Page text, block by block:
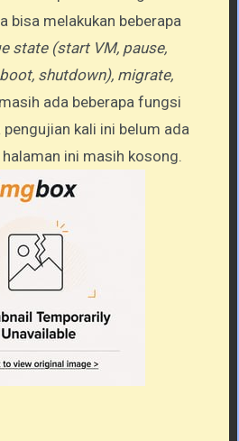
bisa melakukan beberapa
state (start VM, pause,
shutdown), migrate,
ada beberapa fungsi
pengujian kali ini belum ada
ini masih kosong.